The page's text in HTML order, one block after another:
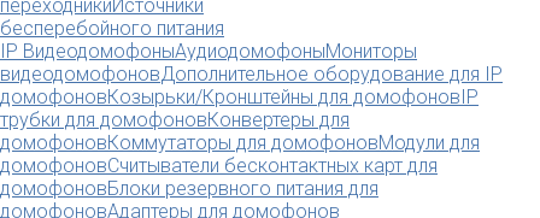
переходникиИсточники
бесперебойного питания
IP ВидеодомофоныАудиодомофоныМониторы
видеодомофоновДополнительное оборудование для IP
домофоновКозырьки/Кронштейны для домофоновIP
трубки для домофоновКонвертеры для
домофоновКоммутаторы для домофоновМодули для
домофоновСчитыватели бесконтактных карт для
домофоновБлоки резервного питания для
домофоновАдаптеры для домофонов